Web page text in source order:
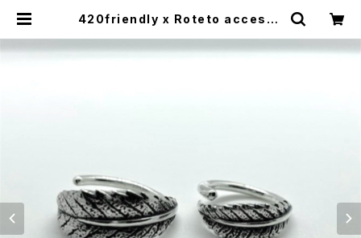
420friendly x Roteto accesso